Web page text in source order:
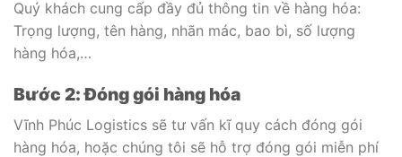
Quý khách cung cấp đầy đủ thông tin về hàng hóa:
Trọng lượng, tên hàng, nhãn mác, bao bì, số lượng
hàng hóa,…
Bước 2: Đóng gói hàng hóa
Vĩnh Phúc Logistics sẽ tư vấn kĩ quy cách đóng gói
hàng hóa, hoặc chúng tôi sẽ hỗ trợ đóng gói miễn phí